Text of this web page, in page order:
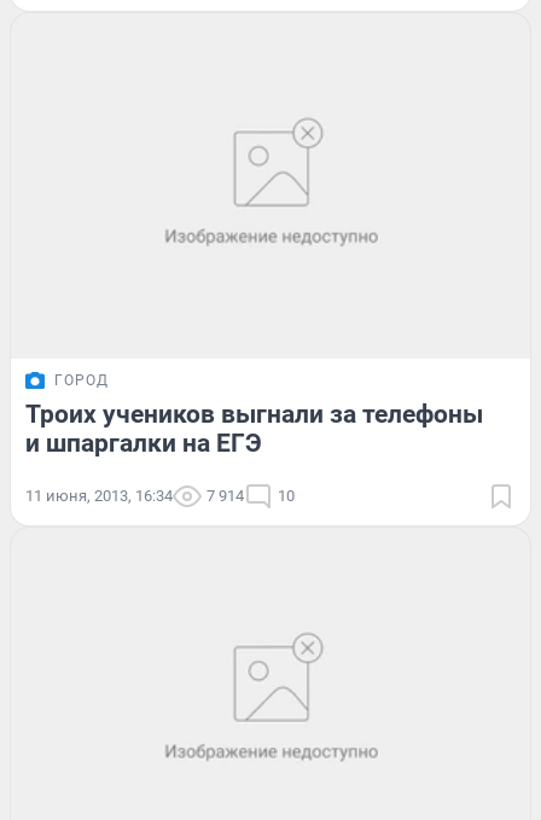
ГОРОД
Троих учеников выгнали за телефоны
и шпаргалки на ЕГЭ
11 июня, 2013, 16:34 7 914 10